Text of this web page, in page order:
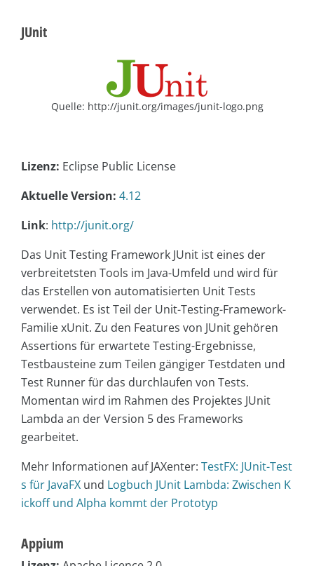
JUnit
Quelle: http://junit.org/images/junit-logo.png
Lizenz: Eclipse Public License
Aktuelle Version: 4.12
Link: http://junit.org/
Das Unit Testing Framework JUnit ist eines der
verbreitetsten Tools im Java-Umfeld und wird für
das Erstellen von automatisierten Unit Tests
verwendet. Es ist Teil der Unit-Testing-Framework-
Familie xUnit. Zu den Features von JUnit gehören
Assertions für erwartete Testing-Ergebnisse,
Testbausteine zum Teilen gängiger Testdaten und
Test Runner für das durchlaufen von Tests.
Momentan wird im Rahmen des Projektes JUnit
Lambda an der Version 5 des Frameworks
gearbeitet.
Mehr Informationen auf JAXenter: TestFX: JUnit-Test
s für JavaFX und Logbuch JUnit Lambda: Zwischen K
ickoff und Alpha kommt der Prototyp
Appium